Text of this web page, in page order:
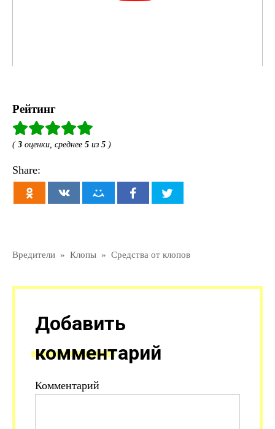
Рейтинг
(3 оценки, среднее 5 из 5 )
Share:
Вредители » Клопы » Средства от клопов
Добавить
комментарий
Комментарий